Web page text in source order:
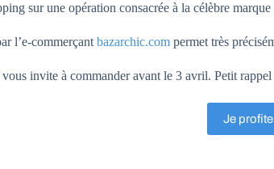
sur une opération consacrée à la célèbre
l’e-commerçant bazarchic.com permet très
invite à commander avant le 3 avril. Petit
Je